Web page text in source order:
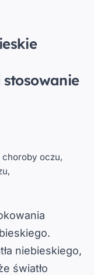
oczu,
niebieskiego,
światło